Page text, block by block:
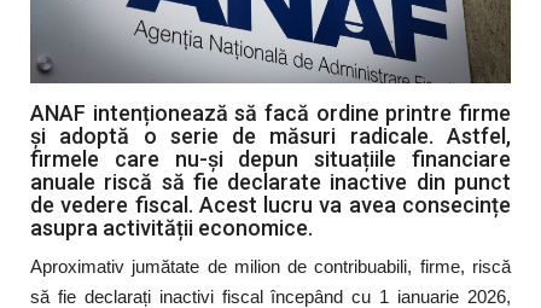
ANAF intenționează să facă ordine printre firme
și adoptă o serie de măsuri radicale. Astfel,
firmele care nu-și depun situațiile financiare
anuale riscă să fie declarate inactive din punct
de vedere fiscal. Acest lucru va avea consecințe
asupra activității economice.
Aproximativ jumătate de milion de contribuabili, firme, riscă
să fie declarați inactivi fiscal începând cu 1 ianuarie 2026,